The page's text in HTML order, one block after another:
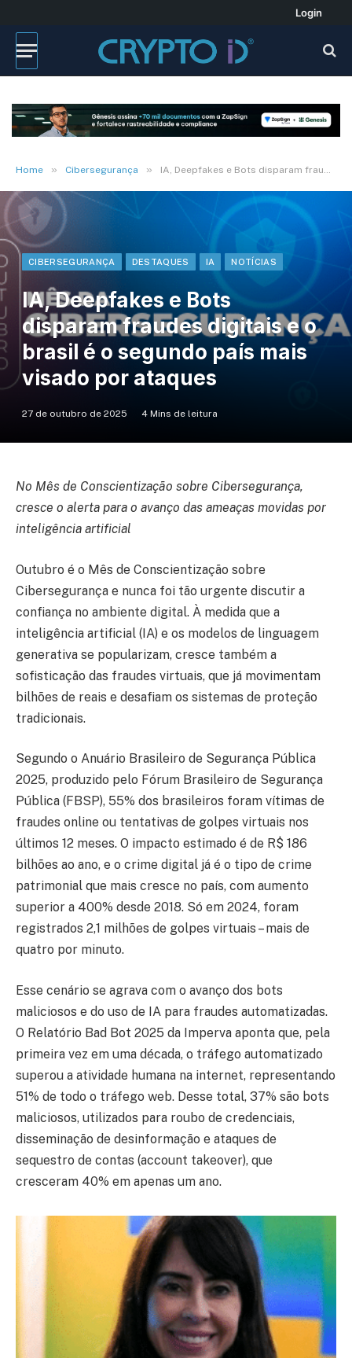
Login
Home » Cibersegurança » IA, Deepfakes e Bots disparam fraudes digitais e o brasil é o segundo país mais visado por ataques
CIBERSEGURANÇA DESTAQUES IA NOTÍCIAS
IA, Deepfakes e Bots
disparam fraudes digitais e o
brasil é o segundo país mais
visado por ataques
27 de outubro de 2025 4 Mins de leitura
No Mês de Conscientização sobre Cibersegurança,
cresce o alerta para o avanço das ameaças movidas por
inteligência artificial
Outubro é o Mês de Conscientização sobre
Cibersegurança e nunca foi tão urgente discutir a
confiança no ambiente digital. À medida que a
inteligência artificial (IA) e os modelos de linguagem
generativa se popularizam, cresce também a
sofisticação das fraudes virtuais, que já movimentam
bilhões de reais e desafiam os sistemas de proteção
tradicionais.
Segundo o Anuário Brasileiro de Segurança Pública
2025, produzido pelo Fórum Brasileiro de Segurança
Pública (FBSP), 55% dos brasileiros foram vítimas de
fraudes online ou tentativas de golpes virtuais nos
últimos 12 meses. O impacto estimado é de R$ 186
bilhões ao ano, e o crime digital já é o tipo de crime
patrimonial que mais cresce no país, com aumento
superior a 400% desde 2018. Só em 2024, foram
registrados 2,1 milhões de golpes virtuais – mais de
quatro por minuto.
Esse cenário se agrava com o avanço dos bots
maliciosos e do uso de IA para fraudes automatizadas.
O Relatório Bad Bot 2025 da Imperva aponta que, pela
primeira vez em uma década, o tráfego automatizado
superou a atividade humana na internet, representando
51% de todo o tráfego web. Desse total, 37% são bots
maliciosos, utilizados para roubo de credenciais,
disseminação de desinformação e ataques de
sequestro de contas (account takeover), que
cresceram 40% em apenas um ano.